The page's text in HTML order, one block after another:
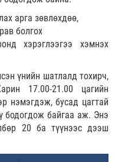
арга зөвлөхдөө,
болгох
хэрэглээгээ хэмнэх
үнийн шатлалд тохирч,
17.00-21.00 цагийн
нэмэгдэж, бусад цагтай
бодогдож байгаа аж. Энэ
20 ба түүнээс дээш